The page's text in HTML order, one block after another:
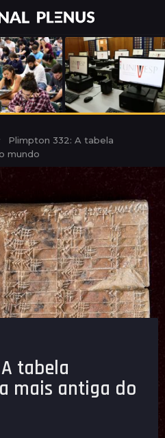
Plimpton 332: A tabela
mundo
tabela
mais antiga do